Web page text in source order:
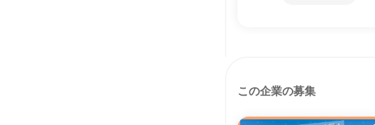
この企業の募集